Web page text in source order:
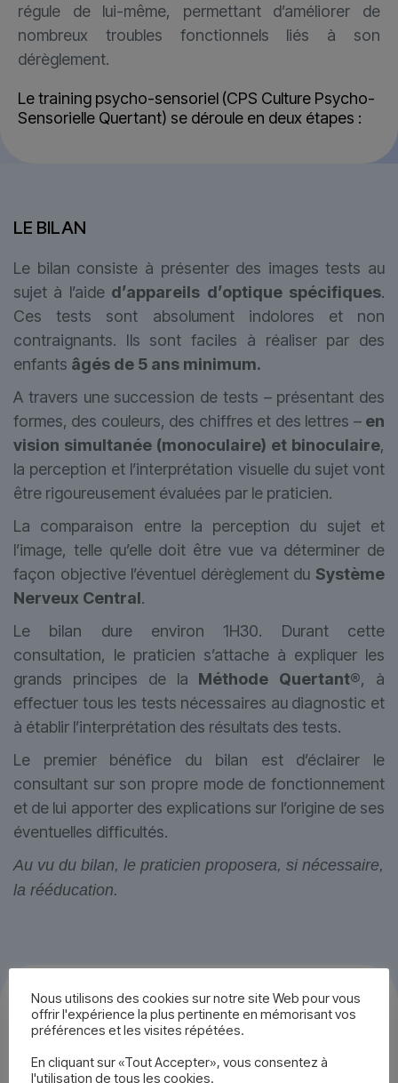
régule de lui-même, permettant d’améliorer de
nombreux troubles fonctionnels liés à son
dérèglement.
Le training psycho-sensoriel (CPS Culture Psycho-
Sensorielle Quertant) se déroule en deux étapes :
LE BILAN
Le bilan consiste à présenter des images tests au
sujet à l’aide d’appareils d’optique spécifiques.
Ces tests sont absolument indolores et non
contraignants. Ils sont faciles à réaliser par des
enfants âgés de 5 ans minimum.
A travers une succession de tests – présentant des
formes, des couleurs, des chiffres et des lettres – en
vision simultanée (monoculaire) et binoculaire,
la perception et l’interprétation visuelle du sujet vont
être rigoureusement évaluées par le praticien.
La comparaison entre la perception du sujet et
l’image, telle qu’elle doit être vue va déterminer de
façon objective l’éventuel dérèglement du Système
Nerveux Central.
Le bilan dure environ 1H30. Durant cette
consultation, le praticien s’attache à expliquer les
grands principes de la Méthode Quertant®, à
effectuer tous les tests nécessaires au diagnostic et
à établir l’interprétation des résultats des tests.
Le premier bénéfice du bilan est d’éclairer le
consultant sur son propre mode de fonctionnement
et de lui apporter des explications sur l’origine de ses
éventuelles difficultés.
Au vu du bilan, le praticien proposera, si nécessaire,
la rééducation.
Nous utilisons des cookies sur notre site Web pour vous
offrir l'expérience la plus pertinente en mémorisant vos
préférences et les visites répétées.
En cliquant sur «Tout Accepter», vous consentez à
l'utilisation de tous les cookies.